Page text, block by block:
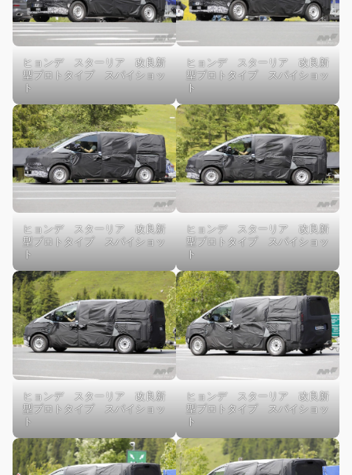
ヒョンデ スターリア 改良新
型プロトタイプ スパイショッ
ト
ヒョンデ スターリア 改良新
型プロトタイプ スパイショッ
ト
ヒョンデ スターリア 改良新
型プロトタイプ スパイショッ
ト
ヒョンデ スターリア 改良新
型プロトタイプ スパイショッ
ト
ヒョンデ スターリア 改良新
型プロトタイプ スパイショッ
ト
ヒョンデ スターリア 改良新
型プロトタイプ スパイショッ
ト